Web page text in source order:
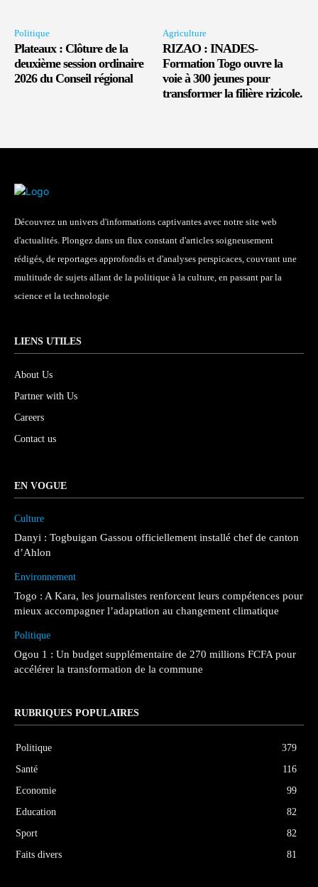
Politique
Plateaux : Clôture de la
deuxième session ordinaire
2026 du Conseil régional
Agriculture
RIZAO : INADES-
Formation Togo ouvre la
voie à 300 jeunes pour
transformer la filière rizicole.
Découvrez un univers d'informations captivantes avec notre site web
d'actualités. Plongez dans un flux constant d'articles soigneusement
rédigés, de reportages approfondis et d'analyses perspicaces, couvrant une
multitude de sujets allant de la politique à la culture, en passant par la
science et la technologie
LIENS UTILES
About Us
Partner with Us
Careers
Contact us
EN VOGUE
Culture
Danyi : Togbuigan Gassou officiellement installé chef de canton
d’Ahlon
Environnement
Togo : A Kara, les journalistes renforcent leurs compétences pour
mieux accompagner l’adaptation au changement climatique
Politique
Ogou 1 : Un budget supplémentaire de 270 millions FCFA pour
accélérer la transformation de la commune
RUBRIQUES POPULAIRES
Politique
379
Santé
116
Economie
99
Education
82
Sport
82
Faits divers
81